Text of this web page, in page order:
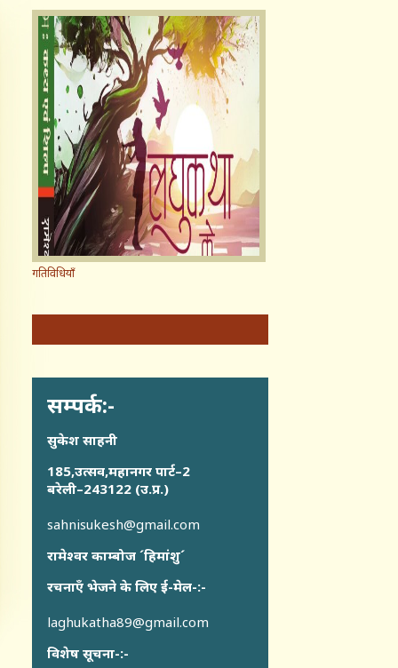
गतिविधियाँ
सम्पर्क:-
सुकेश साहनी
185,उत्सव,महानगर पार्ट–2
बरेली–243122 (उ.प्र.)
sahnisukesh@gmail.com
रामेश्वर काम्बोज ´हिमांशु´
रचनाएँ भेजने के लिए ई-मेल-:-
laghukatha89@gmail.com
विशेष सूचना-:-